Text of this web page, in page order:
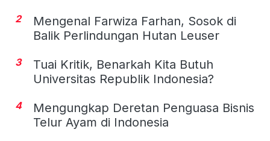
2
Mengenal Farwiza Farhan, Sosok di
Balik Perlindungan Hutan Leuser
3
Tuai Kritik, Benarkah Kita Butuh
Universitas Republik Indonesia?
4
Mengungkap Deretan Penguasa Bisnis
Telur Ayam di Indonesia